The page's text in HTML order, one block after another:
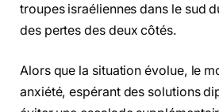
troupes israéliennes dans le sud
des pertes des deux côtés.
Alors que la situation évolue, le
anxiété, espérant des solutions